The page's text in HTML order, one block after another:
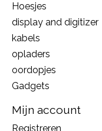
Hoesjes
display and digitizer
kabels
opladers
oordopjes
Gadgets
Mijn account
Registreren